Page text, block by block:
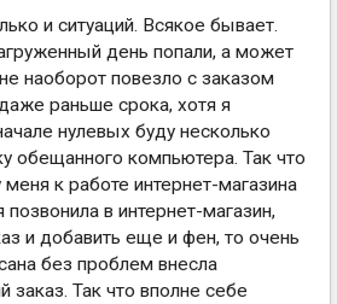
и ситуаций. Всякое бывает.
день попали, а может
наоборот повезло с заказом
раньше срока, хотя я
нулевых буду несколько
обещанного компьютера. Так что
меня к работе интернет-магазина
в интернет-магазин,
и добавить еще и фен, то очень
без проблем внесла
заказ. Так что вполне себе